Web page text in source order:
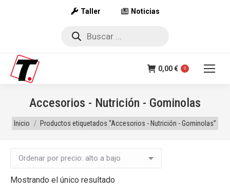
Taller Noticias
Búsqueda
0,00€ 0
Accesorios - Nutrición - Gominolas
Estás aquí:
Inicio Productos etiquetados “Accesorios - Nutrición - Gominolas”
Mostrando el único resultado